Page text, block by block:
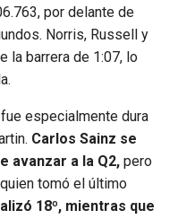
por delante de
Norris, Russell y
la barrera de 1:07, lo
especialmente dura
Carlos Sainz se
avanzar a la Q2, pero
tomó el último
18º, mientras que